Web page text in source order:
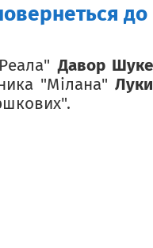
до
Давор
"Мілана"